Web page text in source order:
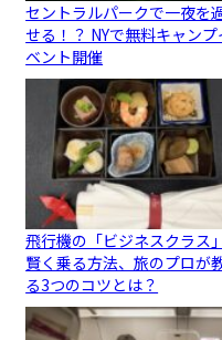
セントラルパークで一夜を
せる！？ NYで無料キャンプ
ベント開催
飛行機の「ビジネスクラス
賢く乗る方法、旅のプロが
る3つのコツとは？